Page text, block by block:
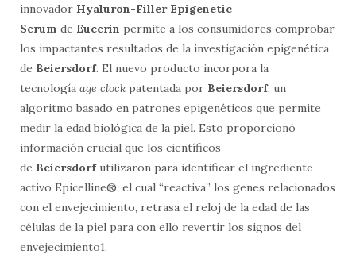
innovador Hyaluron-Filler Epigenetic
Serum de Eucerin permite a los consumidores comprobar
los impactantes resultados de la investigación epigenética
de Beiersdorf. El nuevo producto incorpora la
tecnología age clock patentada por Beiersdorf, un
algoritmo basado en patrones epigenéticos que permite
medir la edad biológica de la piel. Esto proporcionó
información crucial que los científicos
de Beiersdorf utilizaron para identificar el ingrediente
activo Epicelline®, el cual “reactiva” los genes relacionados
con el envejecimiento, retrasa el reloj de la edad de las
células de la piel para con ello revertir los signos del
envejecimiento1.